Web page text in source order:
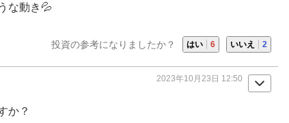
な動き💦
投資の参考になりましたか？ はい 6 いいえ 2
2023年10月23日 12:50
か？